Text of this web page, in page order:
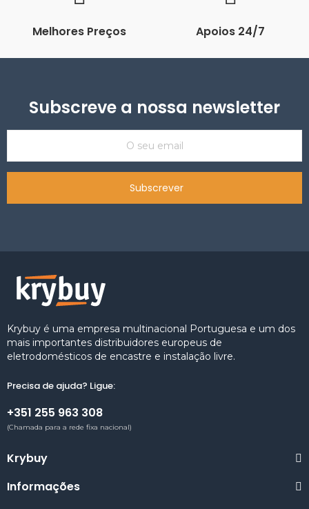
Melhores Preços Apoios 24/7
Subscreve a nossa newsletter
Subscrever
Krybuy é uma empresa multinacional Portuguesa e um dos
mais importantes distribuidores europeus de
eletrodomésticos de encastre e instalação livre.
Precisa de ajuda? Ligue:
+351 255 963 308
(Chamada para a rede fixa nacional)
Krybuy
Informações